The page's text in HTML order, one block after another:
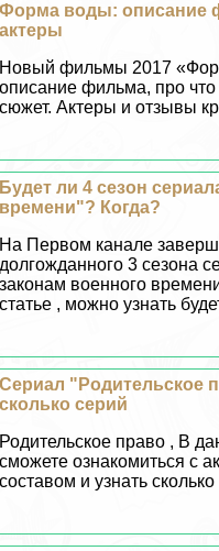
Форма воды: описание
актеры
Новый фильмы 2017
описание фильма, про
сюжет. Актеры и отзывы
Будет ли 4 сезон
времени"? Когда?
На Первом канале
долгожданного 3 сезона
законам военного
статье , можно узнать
Сериал "Родительское
сколько серий
Родительское право , В
сможете ознакомиться с
составом и узнать